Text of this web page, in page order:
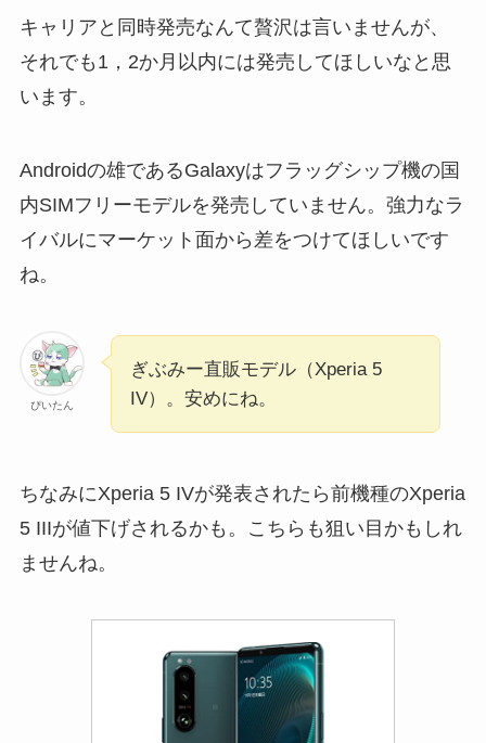
キャリアと同時発売なんて贅沢は言いませんが、
それでも1，2か月以内には発売してほしいなと思
います。
Androidの雄であるGalaxyはフラッグシップ機の国
内SIMフリーモデルを発売していません。強力なラ
イバルにマーケット面から差をつけてほしいです
ね。
ぴいたん
ぎぶみー直販モデル（Xperia 5
IV）。安めにね。
ちなみにXperia 5 IVが発表されたら前機種のXperia
5 IIIが値下げされるかも。こちらも狙い目かもしれ
ませんね。